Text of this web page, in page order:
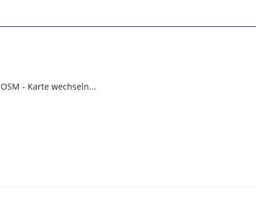
- Karte wechseln...